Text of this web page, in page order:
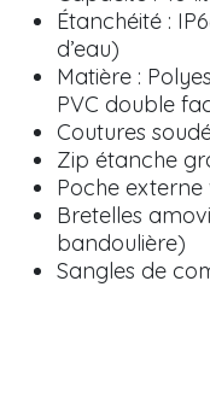
Étanchéité :
d’eau)
Matière :
PVC double
Coutures
Zip étanche
Poche externe
Bretelles
bandoulière)
Sangles de